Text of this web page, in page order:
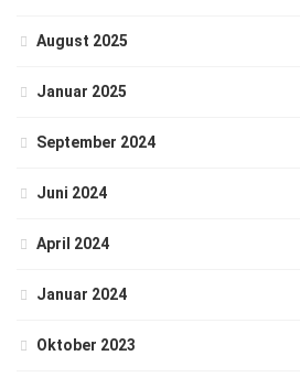
August 2025
Januar 2025
September 2024
Juni 2024
April 2024
Januar 2024
Oktober 2023